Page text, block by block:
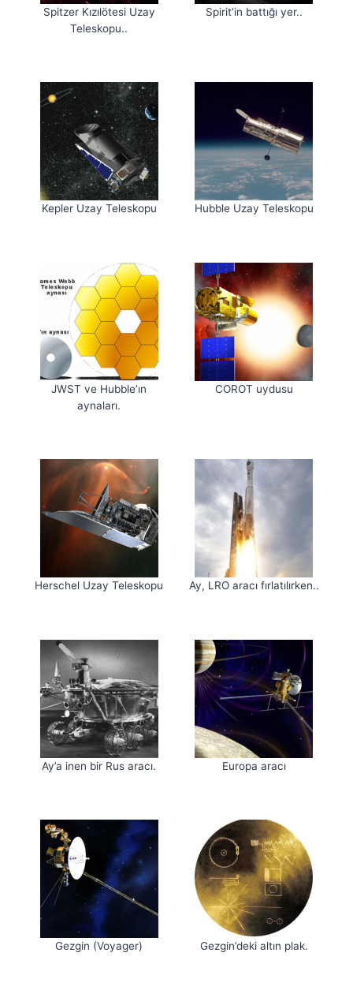
Spitzer Kızılötesi Uzay
Teleskopu..
Spirit’in battığı yer..
Kepler Uzay Teleskopu Hubble Uzay Teleskopu
JWST ve Hubble’ın
aynaları.
COROT uydusu
Herschel Uzay Teleskopu Ay, LRO aracı fırlatılırken..
Ay’a inen bir Rus aracı. Europa aracı
Gezgin (Voyager) Gezgin’deki altın plak.